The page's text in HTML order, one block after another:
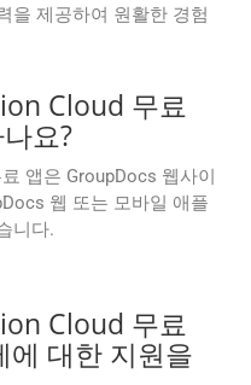
을 제공하여 원활한 경험
Cloud 무료
요?
앱은 GroupDocs 웹사이
웹 또는 모바일 애플
니다.
Cloud 무료
에 대한 지원을